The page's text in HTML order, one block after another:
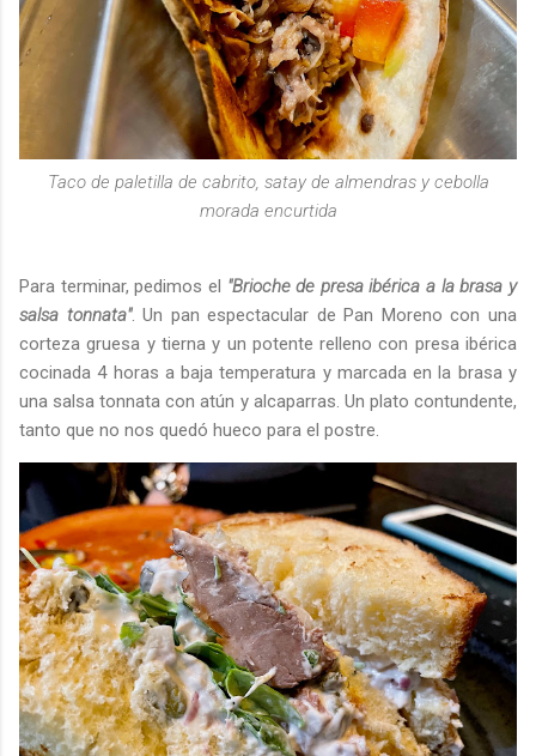
Taco de paletilla de cabrito, satay de almendras y cebolla
morada encurtida
Para terminar, pedimos el "Brioche de presa ibérica a la brasa y
salsa tonnata". Un pan espectacular de Pan Moreno con una
corteza gruesa y tierna y un potente relleno con presa ibérica
cocinada 4 horas a baja temperatura y marcada en la brasa y
una salsa tonnata con atún y alcaparras. Un plato contundente,
tanto que no nos quedó hueco para el postre.